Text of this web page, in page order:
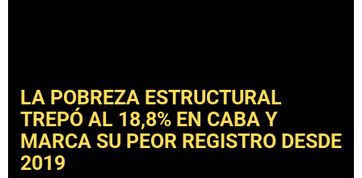
LA POBREZA ESTRUCTURAL
TREPÓ AL 18,8% EN CABA Y
MARCA SU PEOR REGISTRO DESDE
2019